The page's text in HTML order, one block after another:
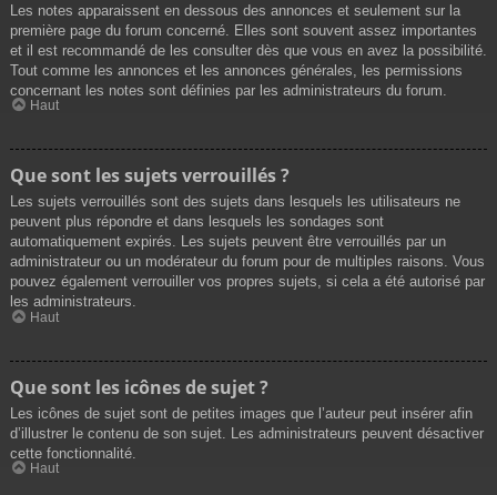
Les notes apparaissent en dessous des annonces et seulement sur la
première page du forum concerné. Elles sont souvent assez importantes
et il est recommandé de les consulter dès que vous en avez la possibilité.
Tout comme les annonces et les annonces générales, les permissions
concernant les notes sont définies par les administrateurs du forum.
Haut
Que sont les sujets verrouillés ?
Les sujets verrouillés sont des sujets dans lesquels les utilisateurs ne
peuvent plus répondre et dans lesquels les sondages sont
automatiquement expirés. Les sujets peuvent être verrouillés par un
administrateur ou un modérateur du forum pour de multiples raisons. Vous
pouvez également verrouiller vos propres sujets, si cela a été autorisé par
les administrateurs.
Haut
Que sont les icônes de sujet ?
Les icônes de sujet sont de petites images que l’auteur peut insérer afin
d’illustrer le contenu de son sujet. Les administrateurs peuvent désactiver
cette fonctionnalité.
Haut